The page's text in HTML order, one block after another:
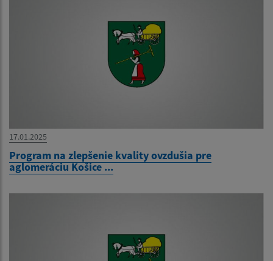
17.01.2025
Program na zlepšenie kvality ovzdušia pre
aglomeráciu Košice ...